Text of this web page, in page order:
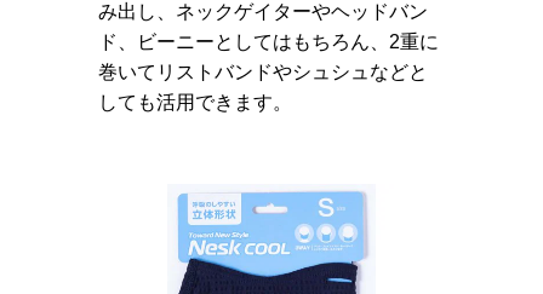
み出し、ネックゲイターやヘッドバン
ド、ビーニーとしてはもちろん、2重に
巻いてリストバンドやシュシュなどと
しても活用できます。